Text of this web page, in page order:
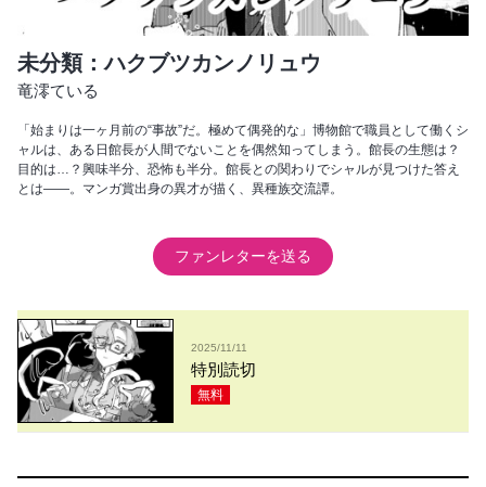
未分類：ハクブツカンノリュウ
竜澪ている
「始まりは一ヶ月前の“事故”だ。極めて偶発的な」博物館で職員として働くシ
ャルは、ある日館長が人間でないことを偶然知ってしまう。館長の生態は？
目的は…？興味半分、恐怖も半分。館長との関わりでシャルが見つけた答え
とは――。マンガ賞出身の異才が描く、異種族交流譚。
ファンレターを送る
2025/11/11
特別読切
無料